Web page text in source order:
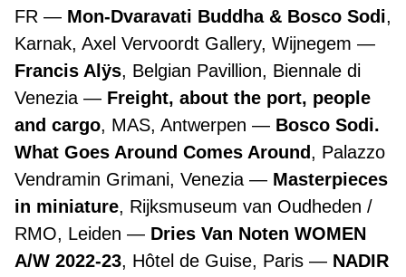
FR
Mon-Dvaravati Buddha & Bosco Sodi,
Karnak, Axel Vervoordt Gallery, Wijnegem
Francis Alÿs, Belgian Pavillion, Biennale di
Venezia
Freight, about the port, people
and cargo, MAS, Antwerpen
Bosco Sodi.
What Goes Around Comes Around, Palazzo
Vendramin Grimani, Venezia
Masterpieces
in miniature, Rijksmuseum van Oudheden /
RMO, Leiden
Dries Van Noten WOMEN
A/W 2022-23, Hôtel de Guise, Paris
NADIR